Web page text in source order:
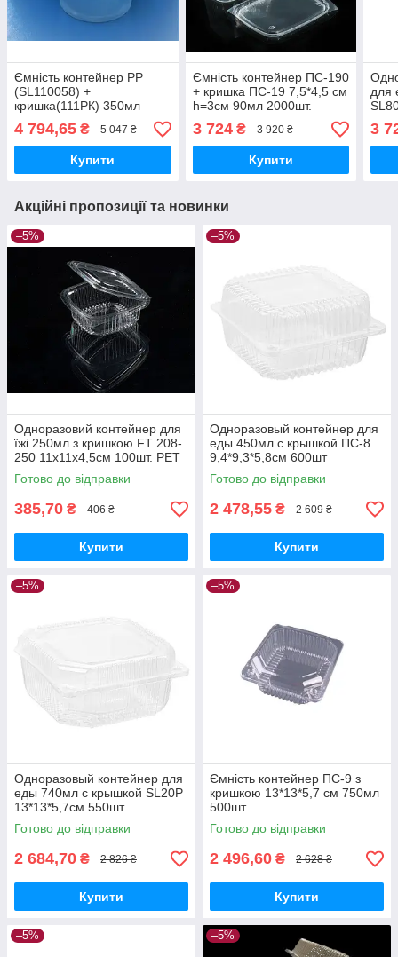
Ємність контейнер РР
(SL110058) +
кришка(111РК) 350мл
d=11,5 см h=7см 1000шт.
4 794,65 ₴ 5 047 ₴
Купити
Ємність контейнер ПС-190
+ кришка ПС-19 7,5*4,5 см
h=3см 90мл 2000шт.
3 724₴ 3 920 ₴
Купити
для
3
Акційні пропозиції та новинки
–5%
Одноразовий контейнер для
їжі 250мл з кришкою FT 208-
250 11х11х4,5см 100шт. РЕТ
Готово до відправки
385,70 ₴ 406 ₴
Купити
–5%
Одноразовый контейнер для
еды 450мл с крышкой ПС-8
9,4*9,3*5,8см 600шт
Готово до відправки
2 478,55 ₴ 2 609 ₴
Купити
–5%
Одноразовый контейнер для
еды 740мл с крышкой SL20Р
13*13*5,7см 550шт
Готово до відправки
2 684,70 ₴ 2 826 ₴
Купити
–5%
Ємність контейнер ПС-9 з
кришкою 13*13*5,7 см 750мл
500шт
Готово до відправки
2 496,60 ₴ 2 628 ₴
Купити
–5% –5%